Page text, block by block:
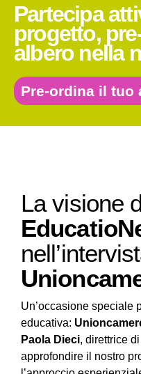
Partecipa
progetto,
albero nella
Pre-ordina il tuo
La visione
Un’occasione speciale
educativa:
Paola Dieci, direttrice
approfondire il nostro